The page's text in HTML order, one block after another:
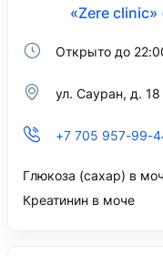
«Zere clinic»
Открыто до
ул. Сауран, д. 18
+7 705 957-99-
Глюкоза (сахар) в
Креатинин в моче